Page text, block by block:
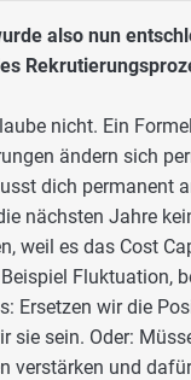
also nun
nicht. Ein
ändern sich
dich permanent
nächsten Jahre
weil es das Cost
Fluktuation,
Ersetzen wir die
sie sein. Oder:
verstärken und